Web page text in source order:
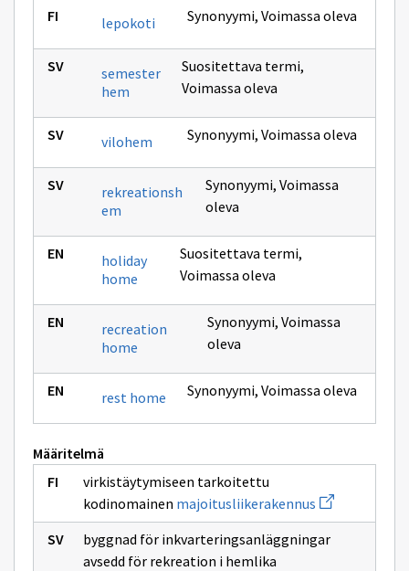
lepokoti Synonyymi, Voimassa oleva
semester
hem
Suositettava termi,
Voimassa oleva
vilohem Synonyymi, Voimassa oleva
rekreationsh
em
Synonyymi,Voimassa
oleva
holiday
home
Suositettava termi,
Voimassa oleva
recreation
home
Synonyymi,Voimassa
oleva
rest home Synonyymi, Voimassa oleva
Määritelmä
virkistäytymiseen tarkoitettu
kodinomainen majoitusliikerakennus Avaa
uuden
ikkunan
sivulle
byggnad för inkvarteringsanläggningar
avsedd för rekreation i hemlika